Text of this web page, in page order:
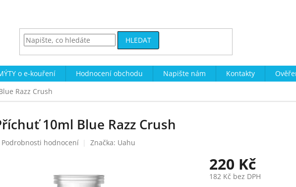
HLEDAT
o e-kouření Hodnocení obchodu Napište nám Kontakty
Razz Crush
10ml Blue Razz Crush
Podrobnosti hodnocení Značka: Uahu
220 Kč
182 Kč bez DPH